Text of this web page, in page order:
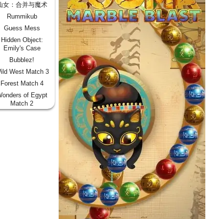
女：合并与魔术
Rummikub
Guess Mess
Hidden Object:
Emily's Case
Bubblez!
West Match 3
Forest Match 4
of Egypt
Match 2